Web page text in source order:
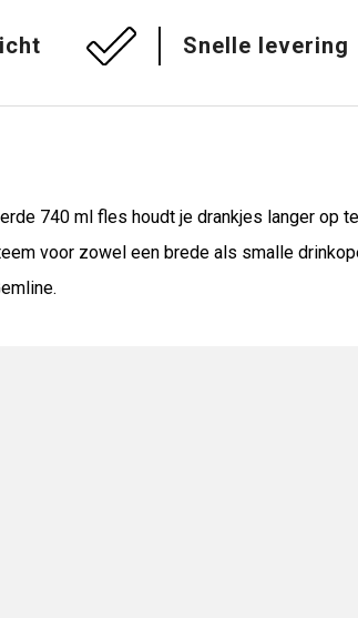
Snelle levering
740 ml fles houdt je drankjes langer op
voor zowel een brede als smalle